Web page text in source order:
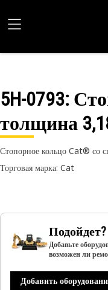
5H-0793:
толщина
Стопорное кольцо Cat® со
Торговая марка: Cat
Подойдет?
Добавьте
возможен ли
Добавить